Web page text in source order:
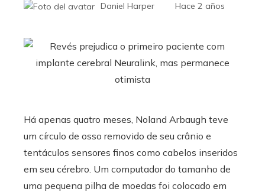
Daniel Harper Hace 2 años
Há apenas quatro meses, Noland Arbaugh teve
um círculo de osso removido de seu crânio e
tentáculos sensores finos como cabelos inseridos
em seu cérebro. Um computador do tamanho de
uma pequena pilha de moedas foi colocado em